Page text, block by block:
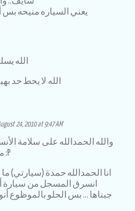
يعني السياره منيحه
الله
..الله لا يحط حد
24, 2010 at 9:47 AM
والله الحمدالله على سلامة
ما كنتي فيها و انسرقتي :P
انا الحمدالله حمدة (سيارتي)
انسرق المسجل من سيارة
جبناها ... بس الحلو بالموظوع